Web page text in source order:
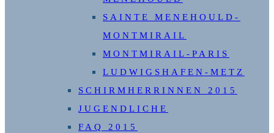
SAINTE MENEHOULD-
MONTMIRAIL
MONTMIRAIL-PARIS
LUDWIGSHAFEN-METZ
SCHIRMHERRINNEN 2015
JUGENDLICHE
FAQ 2015